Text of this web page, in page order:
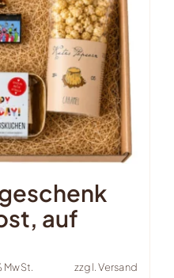
auf
MwSt. zzgl.Versand